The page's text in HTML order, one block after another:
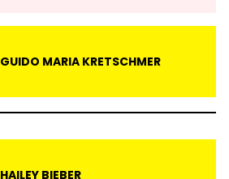
GUIDO MARIA KRETSCHMER
HAILEY BIEBER